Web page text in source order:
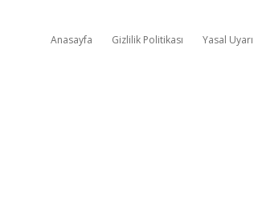
Anasayfa Gizlilik Politikası Yasal Uyarı